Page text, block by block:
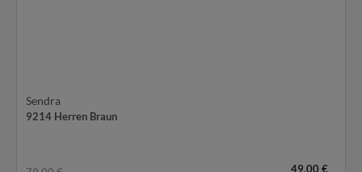
Sendra
9214 Herren Braun
49,00 €